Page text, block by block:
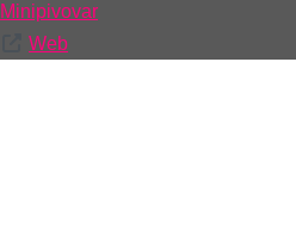
Minipivovar
Web